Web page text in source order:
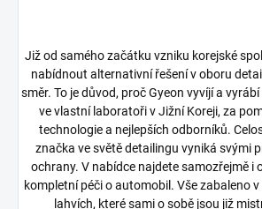
Již od samého začátku vzniku korejské
nabídnout alternativní řešení v oboru
směr. To je důvod, proč Gyeon vyvíjí a
ve vlastní laboratoři v Jižní Koreji, za
technologie a nejlepších odborníků.
značka ve světě detailingu vyniká svými
ochrany. V nabídce najdete samozřejmě i
kompletní péči o automobil. Vše zabaleno
lahvích, které sami o sobě jsou již